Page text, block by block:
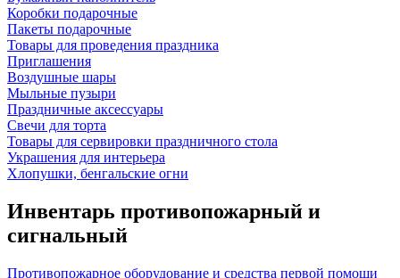
Коробки подарочные
Пакеты подарочные
Товары для проведения праздника
Приглашения
Воздушные шары
Мыльные пузыри
Праздничные аксессуары
Свечи для торта
Товары для сервировки праздничного стола
Украшения для интерьера
Хлопушки, бенгальские огни
Инвентарь противопожарный и
сигнальный
Противопожарное оборудование и средства первой помощи